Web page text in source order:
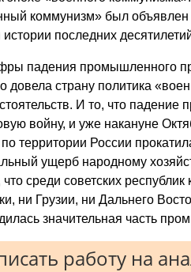
коммунизм» был объявлен
последних
падения промышленного
довела страну политика
И то, что па­дение
войну, и уже накануне
территории России
ущерб народному
что среди советских
ни Грузии, ни Дальнего
значительная часть
работу на